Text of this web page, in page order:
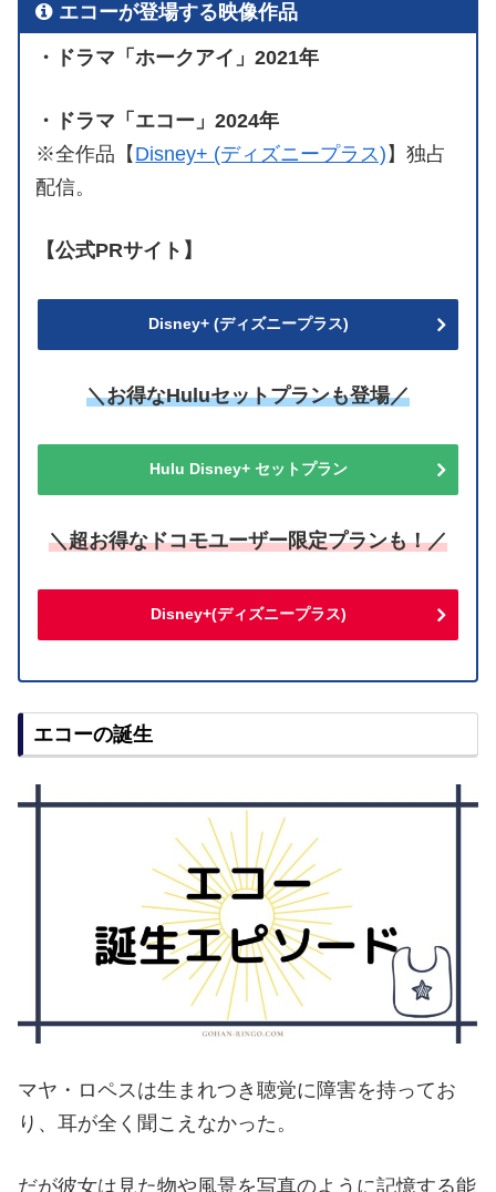
エコーが登場する映像作品
・ドラマ「ホークアイ」2021年
・ドラマ「エコー」2024年
※全作品【 Disney+ (ディズニープラス) 】独占
配信。
【公式PRサイト】
Disney+ (ディズニープラス)
＼お得なHuluセットプランも登場／
Hulu Disney+ セットプラン
＼超お得なドコモユーザー限定プランも！／
Disney+(ディズニープラス)
エコーの誕生
マヤ・ロペスは生まれつき聴覚に障害を持ってお
り、耳が全く聞こえなかった。
だが彼女は見た物や風景を写真のように記憶する能